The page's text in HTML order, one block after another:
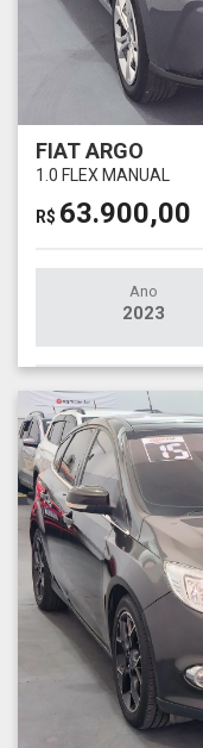
FIAT ARGO
1.0 FLEX MANUAL
R$ 63.900,00
Ano
2023